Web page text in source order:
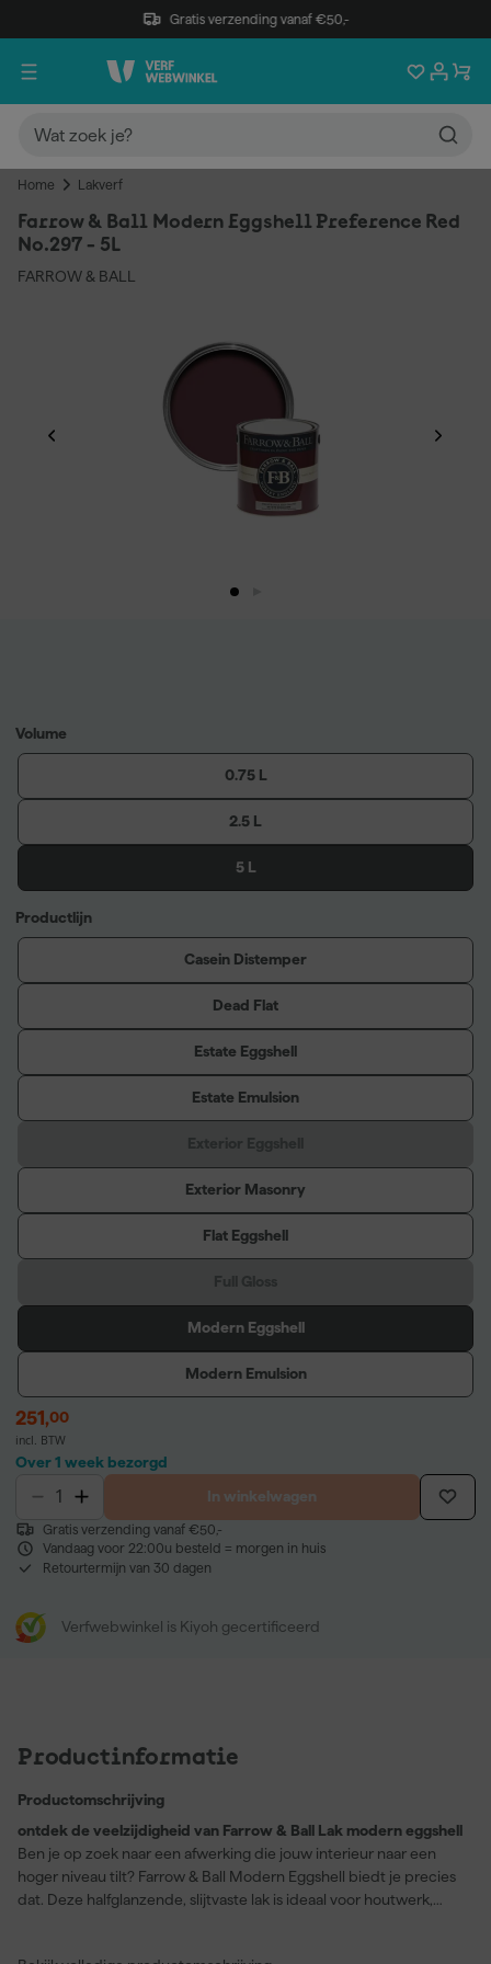
Gratis verzending vanaf €50,-
Home Lakverf
Farrow & Ball Modern Eggshell Preference Red
No.297 - 5L
FARROW & BALL
Volume
0.75 L
2.5 L
5 L
Productlijn
Casein Distemper
Dead Flat
Estate Eggshell
Estate Emulsion
Exterior Masonry
Flat Eggshell
Modern Eggshell
Modern Emulsion
251,00
incl. BTW
Over 1 week bezorgd
In winkelwagen
Gratis verzending vanaf €50,-
Vandaag voor 22:00u besteld = morgen in huis
Retourtermijn van 30 dagen
Verfwebwinkel is Kiyoh gecertificeerd
Productinformatie
Productomschrijving
ontdek de veelzijdigheid van Farrow & Ball Lak modern eggshell
Ben je op zoek naar een afwerking die jouw interieur naar een
hoger niveau tilt? Farrow & Ball Modern Eggshell biedt je precies
dat. Deze halfglanzende, slijtvaste lak is ideaal voor houtwerk,